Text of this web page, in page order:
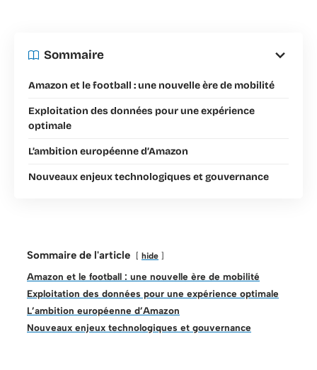
Sommaire
Amazon et le football : une nouvelle ère de mobilité
Exploitation des données pour une expérience
optimale
L’ambition européenne d’Amazon
Nouveaux enjeux technologiques et gouvernance
Sommaire de l'article hide
Amazon et le football : une nouvelle ère de mobilité
Exploitation des données pour une expérience optimale
L’ambition européenne d’Amazon
Nouveaux enjeux technologiques et gouvernance